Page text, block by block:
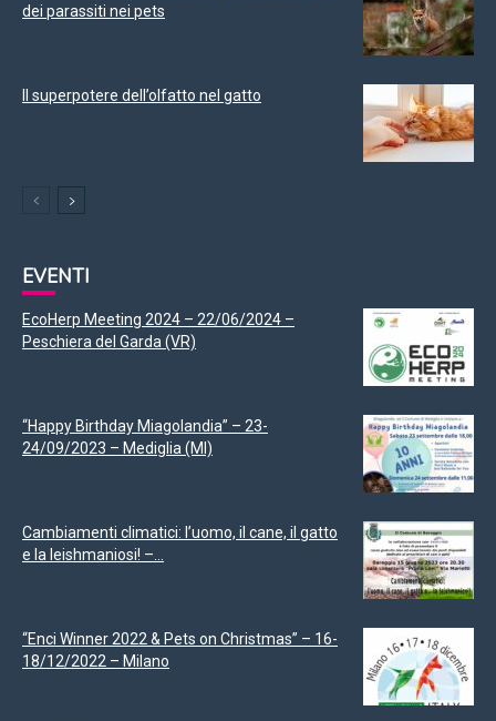
dei parassiti nei pets
Il superpotere dell’olfatto nel gatto
EVENTI
EcoHerp Meeting 2024 – 22/06/2024 –
Peschiera del Garda (VR)
“Happy Birthday Miagolandia” – 23-
24/09/2023 – Mediglia (MI)
Cambiamenti climatici: l’uomo, il cane, il gatto
e la leishmaniosi! –...
“Enci Winner 2022 & Pets on Christmas” – 16-
18/12/2022 – Milano